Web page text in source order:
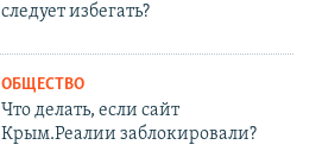
следует избегать?
ОБЩЕСТВО
Что делать, если сайт
Крым.Реалии заблокировали?